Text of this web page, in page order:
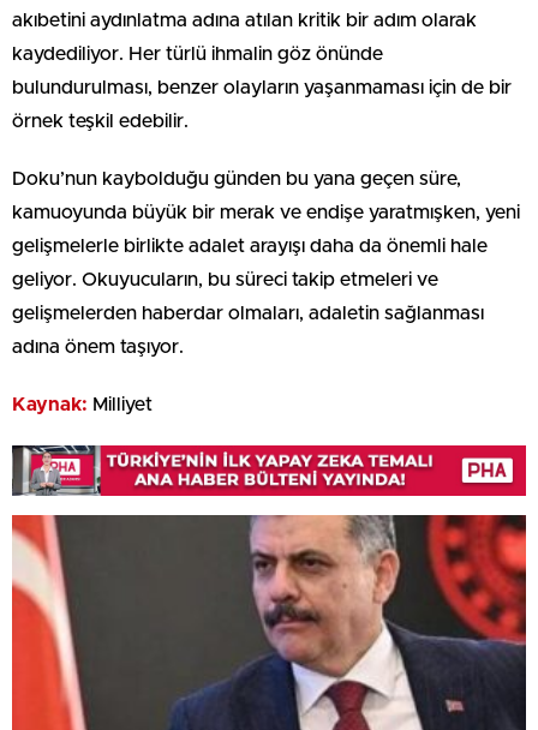
akıbetini aydınlatma adına atılan kritik bir adım olarak
kaydediliyor. Her türlü ihmalin göz önünde
bulundurulması, benzer olayların yaşanmaması için de bir
örnek teşkil edebilir.
Doku’nun kaybolduğu günden bu yana geçen süre,
kamuoyunda büyük bir merak ve endişe yaratmışken, yeni
gelişmelerle birlikte adalet arayışı daha da önemli hale
geliyor. Okuyucuların, bu süreci takip etmeleri ve
gelişmelerden haberdar olmaları, adaletin sağlanması
adına önem taşıyor.
Kaynak: Milliyet